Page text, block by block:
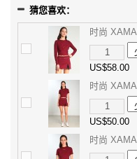
猜您喜欢：
时尚
US$58.00
时尚
US$50.00
时尚